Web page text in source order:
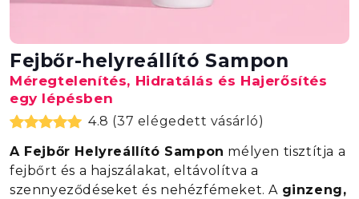
Fejbőr-helyreállító Sampon
Méregtelenítés, Hidratálás és Hajerősítés
egy lépésben
4.8 (37 elégedett vásárló)
A Fejbőr Helyreállító Sampon mélyen tisztítja a
fejbőrt és a hajszálakat, eltávolítva a
szennyeződéseket és nehézfémeket. A ginzeng,